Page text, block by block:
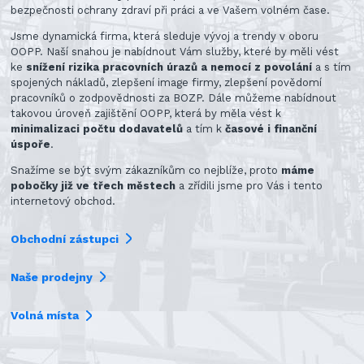
bezpečnosti ochrany zdraví při práci a ve Vašem volném čase.
Jsme dynamická firma, která sleduje vývoj a trendy v oboru
OOPP. Naší snahou je nabídnout Vám služby, které by měli vést
ke snížení rizika pracovních úrazů a nemocí z povolání a s tím
spojených nákladů, zlepšení image firmy, zlepšení povědomí
pracovníků o zodpovědnosti za BOZP. Dále můžeme nabídnout
takovou úroveň zajištění OOPP, která by měla vést k
minimalizaci počtu dodavatelů a tím kčasové i finanční
úspoře.
Snažíme se být svým zákazníkům co nejblíže, proto máme
pobočky již ve třech městech a zřídili jsme pro Vás i tento
internetový obchod.
Obchodní zástupci
Naše prodejny
Volná místa